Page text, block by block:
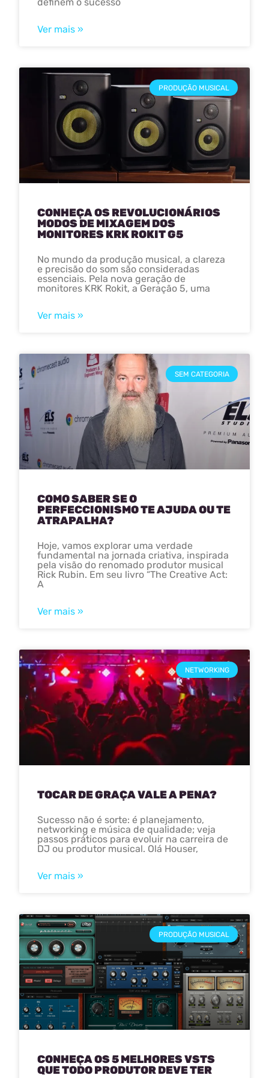
definem o sucesso
Ver mais »
PRODUÇÃO MUSICAL
CONHEÇA OS REVOLUCIONÁRIOS
MODOS DE MIXAGEM DOS
MONITORES KRK ROKIT G5
No mundo da produção musical, a clareza
e precisão do som são consideradas
essenciais. Pela nova geração de
monitores KRK Rokit, a Geração 5, uma
Ver mais »
SEM CATEGORIA
COMO SABER SE O
PERFECCIONISMO TE AJUDA OU TE
ATRAPALHA?
Hoje, vamos explorar uma verdade
fundamental na jornada criativa, inspirada
pela visão do renomado produtor musical
Rick Rubin. Em seu livro “The Creative Act:
A
Ver mais »
NETWORKING
TOCAR DE GRAÇA VALE A PENA?
Sucesso não é sorte: é planejamento,
networking e música de qualidade; veja
passos práticos para evoluir na carreira de
DJ ou produtor musical. Olá Houser,
Ver mais »
PRODUÇÃO MUSICAL
CONHEÇA OS 5 MELHORES VSTS
QUE TODO PRODUTOR DEVE TER